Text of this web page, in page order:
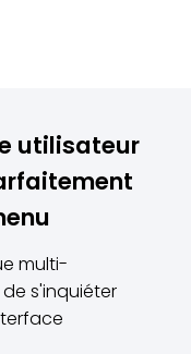
utilisateur
multi-
s'inquiéter